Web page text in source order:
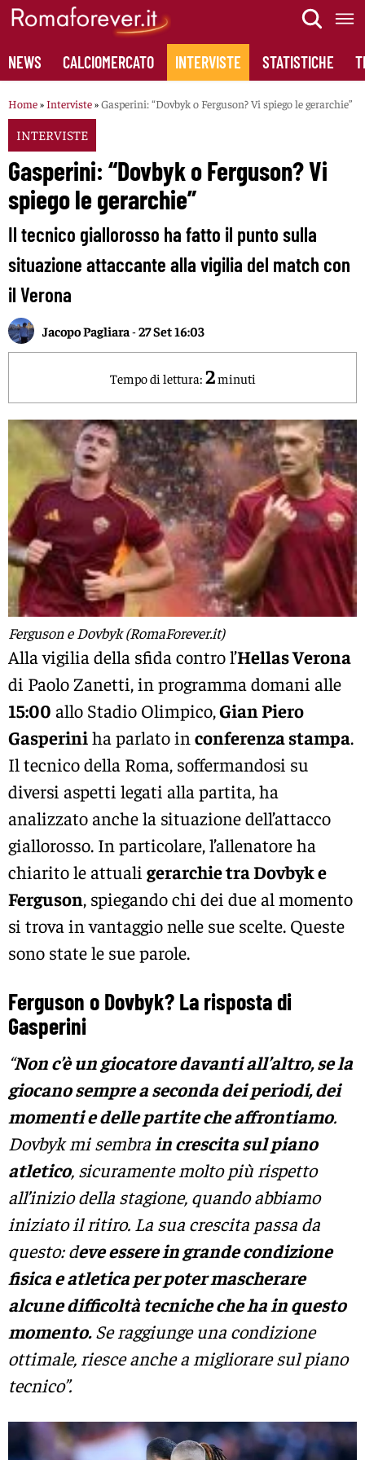
Skip
content
NEWS CALCIOMERCATO INTERVISTE STATISTICHE
Home»Interviste»Gasperini: “Dovbyk o Ferguson? Vi spiego le gerarchie”
INTERVISTE
Gasperini: “Dovbyk o Ferguson? Vi
spiego le gerarchie”
Il tecnico giallorosso ha fatto il punto sulla
situazione attaccante alla vigilia del match con
il Verona
Jacopo Pagliara -27 Set 16:03
Tempo di lettura: 2minuti
Ferguson e Dovbyk (RomaForever.it)
Alla vigilia della sfida contro l’Hellas Verona
di Paolo Zanetti, in programma domani alle
15:00 allo Stadio Olimpico,Gian Piero
Gasperiniha parlato in conferenza stampa.
Il tecnico della Roma, soffermandosi su
diversi aspetti legati alla partita, ha
analizzato anche la situazione dell’attacco
giallorosso. In particolare, l’allenatore ha
chiarito le attuali gerarchie tra Dovbyk e
Ferguson, spiegando chi dei due al momento
si trova in vantaggio nelle sue scelte. Queste
sono state le sue parole.
Ferguson o Dovbyk? La risposta di
Gasperini
“Non c’è un giocatore davanti all’altro, se la
giocano sempre a seconda dei periodi, dei
momenti e delle partite che affrontiamo.
Dovbyk mi sembra in crescita sul piano
atletico, sicuramente molto più rispetto
all’inizio della stagione, quando abbiamo
iniziato il ritiro. La sua crescita passa da
questo: deve essere in grande condizione
fisica e atletica per poter mascherare
alcune difficoltà tecniche che ha in questo
momento.Se raggiunge una condizione
ottimale, riesce anche a migliorare sul piano
tecnico”.